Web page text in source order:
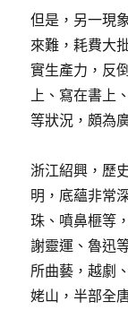
但是，另一現
來難，耗費大
實生產力，反
上、寫在書上
等狀況，頗為
浙江紹興，歷
明，底蘊非常
珠、噴鼻榧等
謝靈運、魯迅
所曲藝，越劇
姥山，半部全